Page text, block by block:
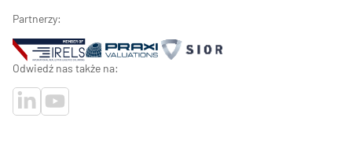
Partnerzy:
Odwiedź nas także na: